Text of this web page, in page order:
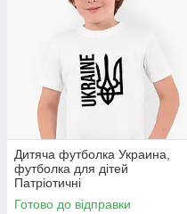
Дитяча футболка Украина,
футболка для дітей
Патріотичні
Готово до відправки